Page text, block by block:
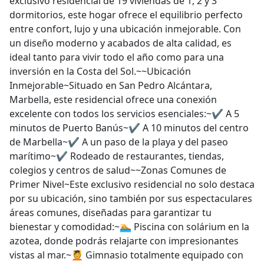
dormitorios, este hogar ofrece el equilibrio perfecto
entre confort, lujo y una ubicación inmejorable. Con
un diseño moderno y acabados de alta calidad, es
ideal tanto para vivir todo el año como para una
inversión en la Costa del Sol.~~Ubicación
Inmejorable~Situado en San Pedro Alcántara,
Marbella, este residencial ofrece una conexión
excelente con todos los servicios esenciales:~✔ A 5
minutos de Puerto Banús~✔ A 10 minutos del centro
de Marbella~✔ A un paso de la playa y del paseo
marítimo~✔ Rodeado de restaurantes, tiendas,
colegios y centros de salud~~Zonas Comunes de
Primer Nivel~Este exclusivo residencial no solo destaca
por su ubicación, sino también por sus espectaculares
áreas comunes, diseñadas para garantizar tu
bienestar y comodidad:~🏊 Piscina con solárium en la
azotea, donde podrás relajarte con impresionantes
vistas al mar.~💆 Gimnasio totalmente equipado con